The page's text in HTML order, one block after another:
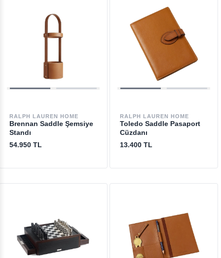
RALPH LAUREN HOME
Brennan Saddle Şemsiye
Standı
54.950 TL
RALPH LAUREN HOME
Toledo Saddle Pasaport
Cüzdanı
13.400 TL